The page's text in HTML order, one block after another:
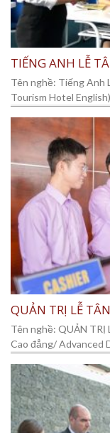
TIẾNG ANH LỄ
Tên nghề: Tiếng Anh
Tourism Hotel
QUẢN TRỊ LỄ TÂN
Tên nghề: QUẢN TRỊ
Cao đẳng/ Advanced